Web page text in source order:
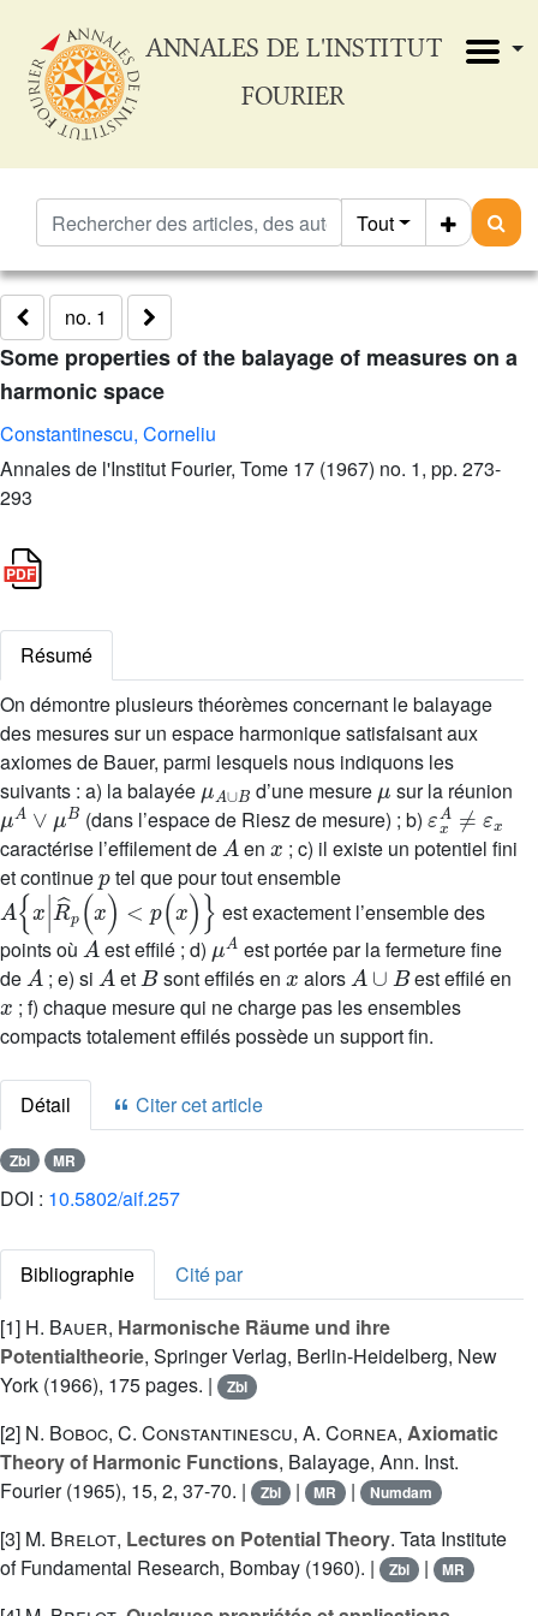
ANNALES DE L'INSTITUT
FOURIER
Tout
no. 1
Some properties of the balayage of measures on a
harmonic space
Constantinescu, Corneliu
Annales de l'Institut Fourier, Tome 17 (1967) no. 1, pp. 273-
293
Résumé
On démontre plusieurs théorèmes concernant le balayage
des mesures sur un espace harmonique satisfaisant aux
axiomes de Bauer, parmi lesquels nous indiquons les
suivants : a) la balayée
μ A∪B
d’une mesure
μ
sur la réunion
μA∨μB
(dans l’espace de Riesz de mesure) ; b)
εxA≠εx
caractérise l’effilement de
A
en
x
; c) il existe un potentiel fini
et continue
p
tel que pour tout ensemble
A{x|R^p(x)<p(x)}
est exactement l’ensemble des
points où
A
est effilé ; d)
A
est portée par la fermeture fine
de
A
; e) si
A
et
B
sont effilés en
x
alors
A ∪B
est effilé en
x
; f) chaque mesure qui ne charge pas les ensembles
compacts totalement effilés possède un support fin.
Détail Citer cet article
Zbl MR
DOI : 10.5802/aif.257
Bibliographie
Cité par
[1] H. Bauer, Harmonische Räume und ihre
Potentialtheorie, Springer Verlag, Berlin-Heidelberg, New
York (1966), 175 pages. |
Zbl
[2] N. Boboc, C. Constantinescu, A. Cornea, Axiomatic
Theory of Harmonic Functions, Balayage, Ann. Inst.
Fourier (1965), 15, 2, 37-70. |
Zbl | MR | Numdam
[3] M. Brelot, Lectures on Potential Theory. Tata Institute
of Fundamental Research, Bombay (1960). |
Zbl | MR